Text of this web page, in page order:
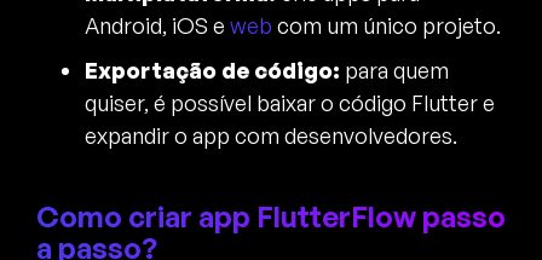
Android, iOS e web com um único projeto.
Exportação de código: para quem
quiser, é possível baixar o código Flutter e
expandir o app com desenvolvedores.
Como criar app FlutterFlow passo
a passo?